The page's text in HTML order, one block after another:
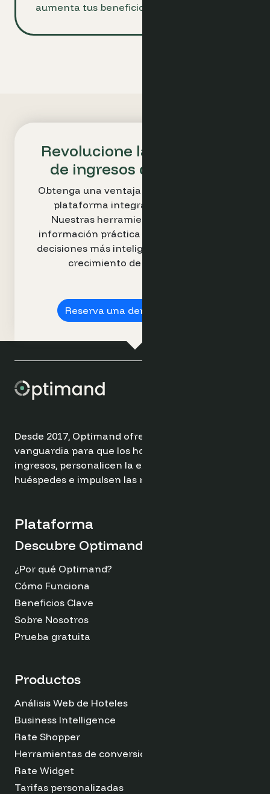
aumenta tus beneficios hasta en un 15%.
Revolucione la estrategia
de ingresos de su hotel
Obtenga una ventaja competitiva con la
plataforma integral de Optimand.
Nuestras herramientas intuitivas e
información práctica le permiten tomar
decisiones más inteligentes e impulsar el
crecimiento de los ingresos.
Reserva una demostración ➔
Desde 2017, Optimand ofrece soluciones de
vanguardia para que los hoteles optimicen sus
ingresos, personalicen la experiencia de los
huéspedes e impulsen las reservas directas.
Plataforma
Descubre Optimand
¿Por qué Optimand?
Cómo Funciona
Beneficios Clave
Sobre Nosotros
Prueba gratuita
Productos
Análisis Web de Hoteles
Business Intelligence
Rate Shopper
Herramientas de conversión
Rate Widget
Tarifas personalizadas